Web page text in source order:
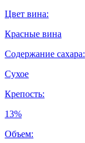
Цвет вина:
Красные вина
Содержание сахара:
Сухое
Крепость:
13%
Объем: